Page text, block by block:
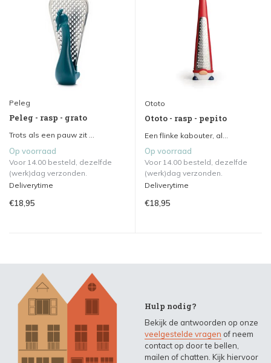
Peleg
Peleg - rasp - grato
Trots als een pauw zit ...
Op voorraad
Voor 14.00 besteld, dezelfde
(werk)dag verzonden.
Deliverytime
€18,95
Ototo
Ototo - rasp - pepito
Een flinke kabouter, al...
Op voorraad
Voor 14.00 besteld, dezelfde
(werk)dag verzonden.
Deliverytime
€18,95
Hulp nodig?
Bekijk de antwoorden op onze
veelgestelde vragen of neem
contact op door te bellen,
mailen of chatten. Kijk hiervoor